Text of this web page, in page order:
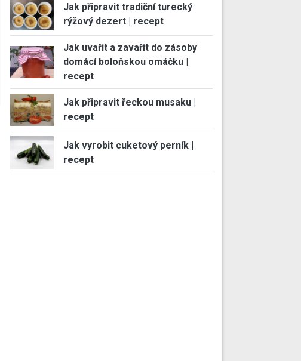
Jak připravit tradiční turecký
rýžový dezert | recept
Jak uvařit a zavařit do zásoby
domácí boloňskou omáčku |
recept
Jak připravit řeckou musaku |
recept
Jak vyrobit cuketový perník |
recept